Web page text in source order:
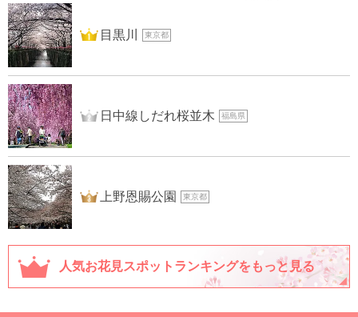
1位 目黒川 東京都
2位 日中線しだれ桜並木 福島県
3位 上野恩賜公園 東京都
人気お花見スポットランキングをもっと見る